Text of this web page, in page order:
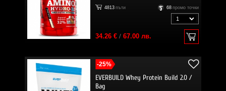
4813 пъти 68 промо точки
34.26 €/ 67.00 лв.
-25%
EVERBUILD Whey Protein Build 2.0 /
Bag